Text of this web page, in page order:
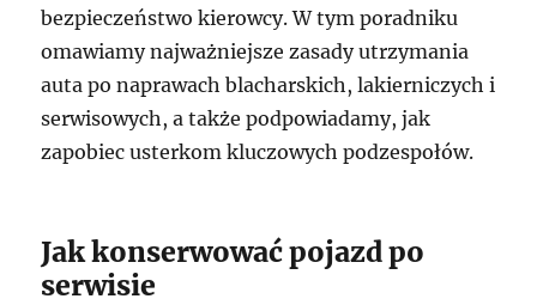
bezpieczeństwo kierowcy. W tym poradniku
omawiamy najważniejsze zasady utrzymania
auta po naprawach blacharskich, lakierniczych i
serwisowych, a także podpowiadamy, jak
zapobiec usterkom kluczowych podzespołów.
Jak konserwować pojazd po
serwisie